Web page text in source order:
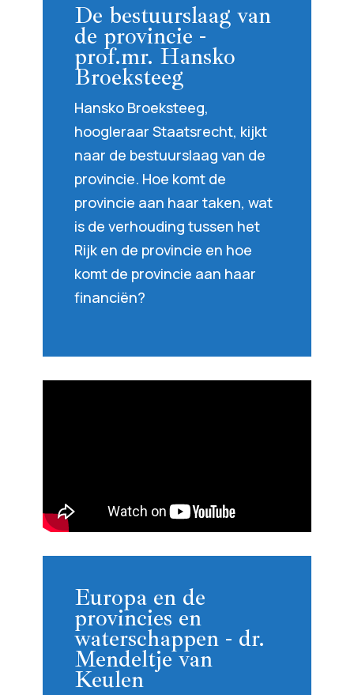
De bestuurslaag van
de provincie -
prof.mr. Hansko
Broeksteeg
Hansko Broeksteeg,
hoogleraar Staatsrecht, kijkt
naar de bestuurslaag van de
provincie. Hoe komt de
provincie aan haar taken, wat
is de verhouding tussen het
Rijk en de provincie en hoe
komt de provincie aan haar
financiën?
Europa en de
provincies en
waterschappen - dr.
Mendeltje van
Keulen